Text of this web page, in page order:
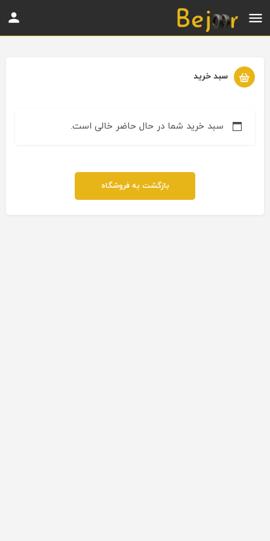
سبد خرید
سبد خرید شما در حال حاضر خالی است.
بازگشت به فروشگاه